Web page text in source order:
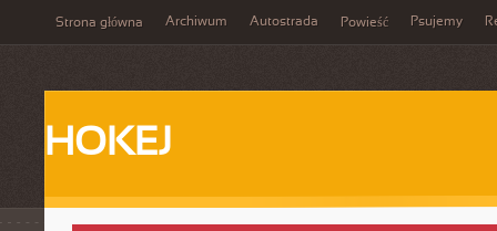
Strona główna Archiwum Autostrada Powieść Psujemy
HOKEJ